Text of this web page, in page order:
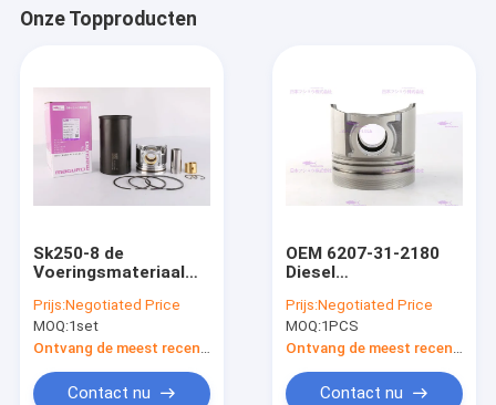
Onze Topproducten
Sk250-8 de
Voeringsmateriaal
Prijs:Negotiated Price
MOQ:1set
Contact nu
OEM 6207-31-2180
Diesel
voor KOMATSU
s6d95-6
Prijs:Negotiated Price
MOQ:1PCS
Contact nu